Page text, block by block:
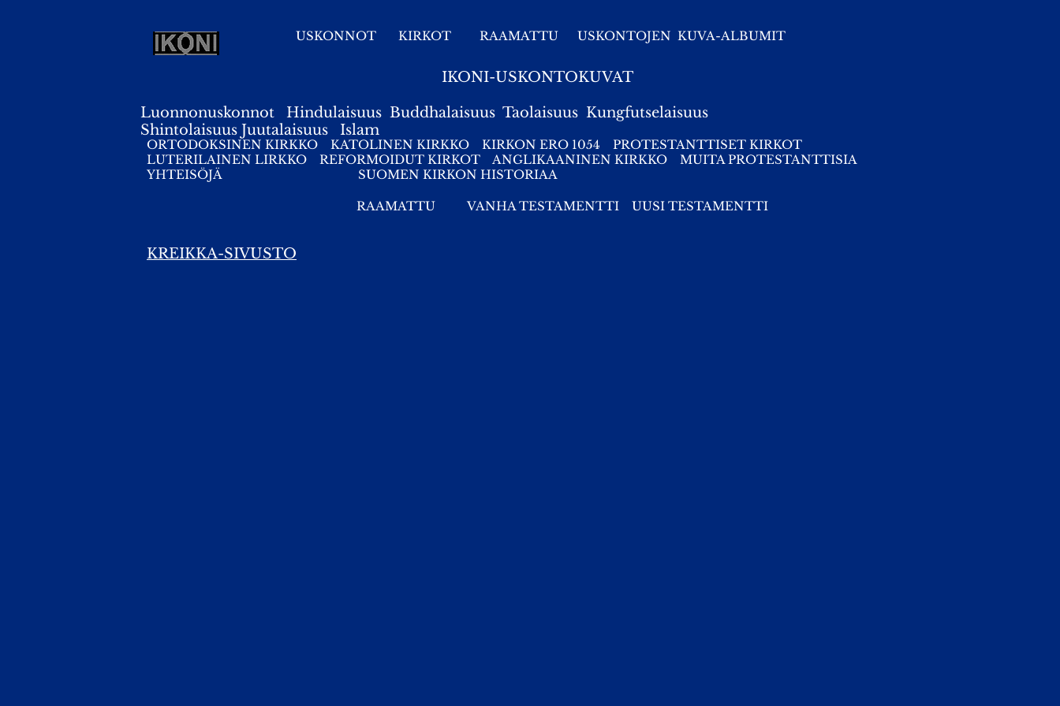
USKONNOT KIRKOT RAAMATTU USKONTOJEN KUVA-ALBUMIT
IKONI-USKONTOKUVAT
Luonnonuskonnot Hindulaisuus Buddhalaisuus Taolaisuus Kungfutselaisuus
Shintolaisuus Juutalaisuus Islam
ORTODOKSINEN KIRKKO KATOLINEN KIRKKO KIRKON ERO 1054
PROTESTANTTISET KIRKOT
LUTERILAINEN LIRKKO
REFORMOIDUT KIRKOT ANGLIKAANINEN KIRKKO
MUITA PROTESTANTTISIA
YHTEISÖJÄ
SUOMEN KIRKON HISTORIAA
RAAMATTU VANHA TESTAMENTTI UUSI TESTAMENTTI
KREIKKA-SIVUSTO